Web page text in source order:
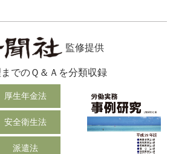
監修提供
でのＱ＆Ａを分類収録
厚生年金法
安全衛生法
派遣法